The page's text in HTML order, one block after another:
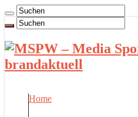
brandaktuell
Home